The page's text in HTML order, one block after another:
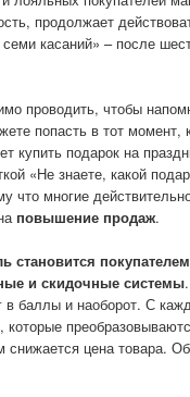
продолжает
касаний» – после
проводить, чтобы
попасть в тот момент,
купить подарок на
«Не знаете, какой
что многие
повышение продаж.
становится
и скидочные системы
в баллы и наоборот. С
которые
снижается цена товара.